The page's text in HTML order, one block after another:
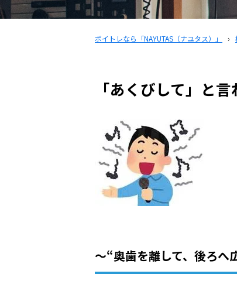
ボイトレなら「NAYUTAS（ナユタス）」 ›
「あくびして」と
〜“奥歯を離して、後ろへ